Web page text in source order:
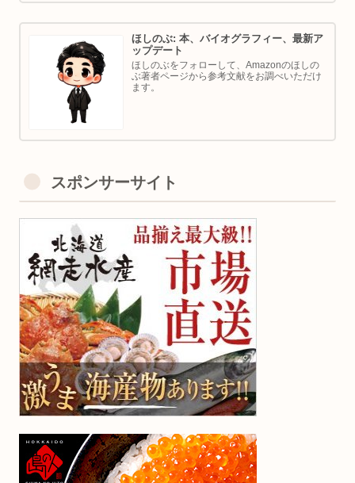
ほしのぶ: 本、バイオグラフィー、最新ア
ップデート
ほしのぶをフォローして、Amazonのほしの
ぶ著者ページから参考文献をお調べいただけ
ます。
スポンサーサイト